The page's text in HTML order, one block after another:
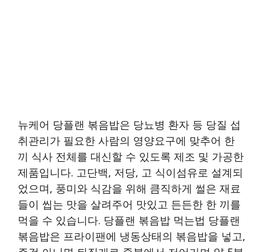
뉴케어 당플랜 볶음밥은 당뇨병 환자 등 당질 섭
취관리가 필요한 사람의 영양요구에 맞추어 한
끼 식사 전체를 대신할 수 있도록 제조 및 가공한
제품입니다. 고단백, 저당, 고 식이섬유로 설계되
었으며, 풍미와 식감을 위해 큼직하게 썰은 재료
들이 씹는 맛을 살려주어 맛있고 든든한 한 끼를
먹을 수 있습니다. 당플랜 볶음밥 먹는법 당플랜
볶음밥은 프라이팬에 냉동상태의 볶음밥을 넣고,